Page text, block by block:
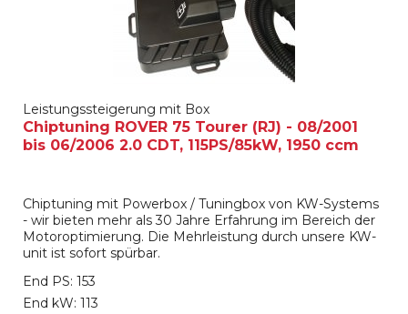
Leistungssteigerung mit Box
Chiptuning ROVER 75 Tourer (RJ) - 08/2001
bis 06/2006 2.0 CDT, 115PS/85kW, 1950 ccm
Chiptuning mit Powerbox / Tuningbox von KW-Systems
- wir bieten mehr als 30 Jahre Erfahrung im Bereich der
Motoroptimierung. Die Mehrleistung durch unsere KW-
unit ist sofort spürbar.
End PS: 153
End kW: 113